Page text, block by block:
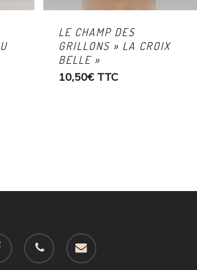
LE CHAMP DES
GRILLONS » LA CROIX
BELLE »
10,50€ TTC
phone email